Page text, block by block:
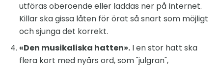
utföras oberoende eller laddas ner på Internet.
Killar ska gissa låten för örat så snart som möjligt
och sjunga det korrekt.
«Den musikaliska hatten». I en stor hatt ska
flera kort med nyårs ord, som "julgran",